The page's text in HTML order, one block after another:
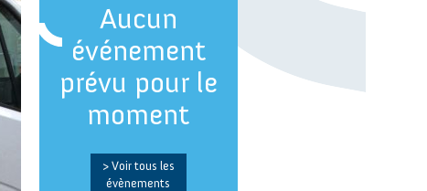
Aucun
événement
prévu pour le
moment
> Voir tous les
évènements